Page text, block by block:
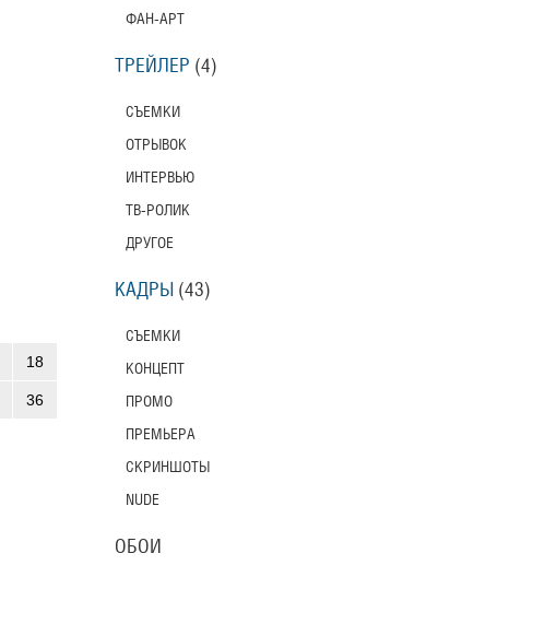
18
36
ФАН-АРТ
ТРЕЙЛЕР (4)
СЪЕМКИ
ОТРЫВОК
ИНТЕРВЬЮ
ТВ-РОЛИК
ДРУГОЕ
КАДРЫ (43)
СЪЕМКИ
КОНЦЕПТ
ПРОМО
ПРЕМЬЕРА
СКРИНШОТЫ
NUDE
ОБОИ